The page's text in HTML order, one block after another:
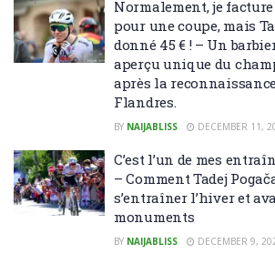
Normalement, je facture
pour une coupe, mais
donné 45 € ! – Un
aperçu unique du
après la
Flandres.
BY NAIJABLISS DECEMBER 11,
C’est l’un de mes
– Comment Tadej
s’entraîner l’hiver et
monuments
BY NAIJABLISS DECEMBER 9,